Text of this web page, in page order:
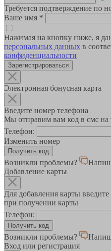
Требуется подтверждение по
Ваше имя *
Нажимая на кнопку ниже, я
персональных данных в
конфиденциальности
Зарегистрироваться
Электронная бонусная карта
Введите номер телефона
Мы отправим вам код в смс на
Телефон:
Изменить номер
Возникли проблемы?
Добавление карты
Для добавления карты
при получении карты
Телефон:
Возникли проблемы?
Вход или регистрация